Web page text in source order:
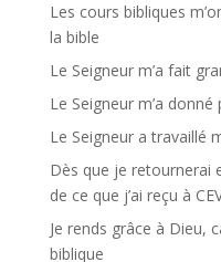
Les cours bibliques
la bible
Le Seigneur m’a fait
Le Seigneur m’a
Le Seigneur a travaillé
Dès que je retournerai
de ce que j’ai reçu à
Je rends grâce à Dieu,
biblique